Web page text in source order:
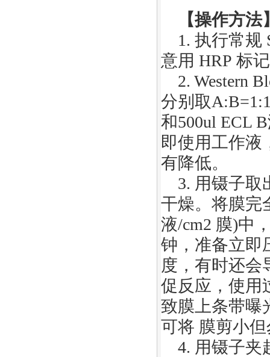
【操作方法
1. 执行常规
意用 HRP 标
2. Western
分别取A:B=1
和500ul ECL B
即使用工作液
有降低。
3. 用镊子取
干燥。将膜完
液/cm2 膜)中
钟，准备立即
度，有时还会
促反应，使用
致膜上条带曝
可将 膜剪小
4. 用镊子夹